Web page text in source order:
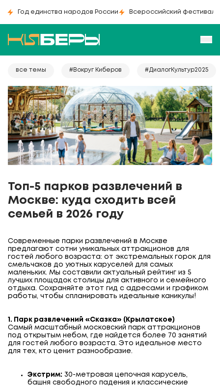
Год единства народов России Всероссийский фестиваль
все темы #Вокруг Киберов #ДиалогКультур2025
Топ-5 парков развлечений в
Москве: куда сходить всей
семьей в 2026 году
Современные парки развлечений в Москве
предлагают сотни уникальных аттракционов для
гостей любого возраста: от экстремальных горок для
смельчаков до уютных каруселей для самых
маленьких. Мы составили актуальный рейтинг из 5
лучших площадок столицы для активного и семейного
отдыха. Сохраняйте этот гид с адресами и графиком
работы, чтобы спланировать идеальные каникулы!
1. Парк развлечений «Сказка» (Крылатское)
Самый масштабный московский парк аттракционов
под открытым небом, где найдется более 70 занятий
для гостей любого возраста. Это идеальное место
для тех, кто ценит разнообразие.
Экстрим: 30-метровая цепочная карусель,
башня свободного падения и классические